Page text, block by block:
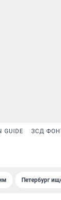
GUIDE ЗСД
Петербург